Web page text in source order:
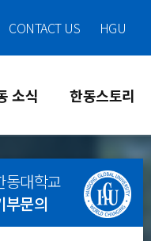
CONTACT US HGU
소식 한동스토리
동대학교
부문의